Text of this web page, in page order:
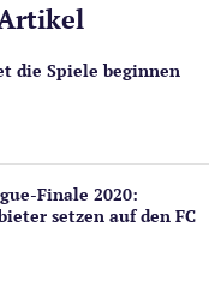
die Spiele beginnen
Finale 2020:
setzen auf den FC